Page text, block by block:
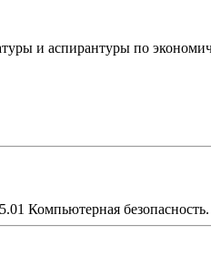
и аспирантуры по
Компьютерная безопасность.